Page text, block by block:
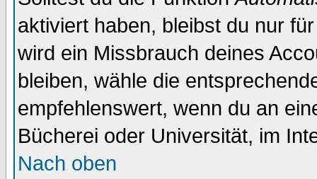
aktiviert haben, bleibst du nur
wird ein Missbrauch deines
bleiben, wähle die
empfehlenswert, wenn du an
Bücherei oder Universität, im
Nach oben